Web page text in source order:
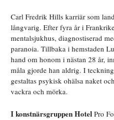
Carl Fredrik Hills karriär som
långvarig. Efter fyra år i
mentalsjukhus, diagnostiserad
paranoia. Tillbaka i hemstaden
hand om honom i nästan 28 år,
måla gjorde han aldrig. I
gestaltas psykisk ohälsa naket
vackra och mörka.
I konstnärsgruppen Hotel Pro